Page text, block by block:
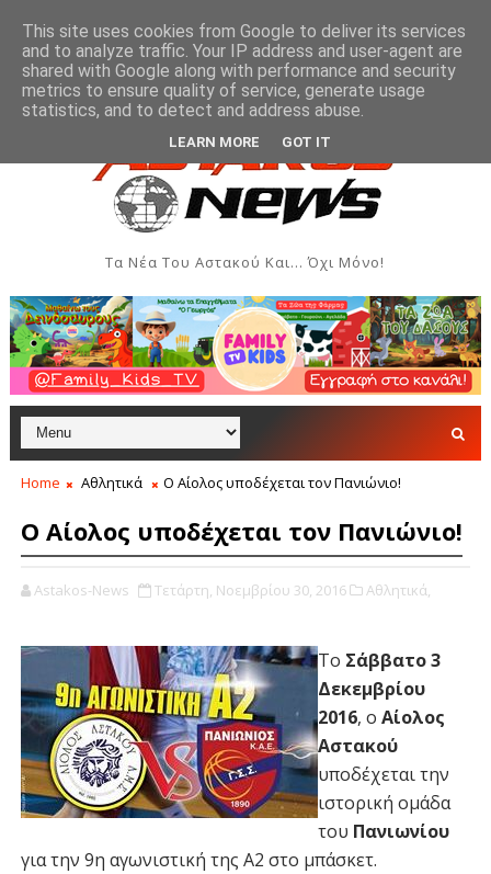
Δημιουργιών του Συλλόγου Γυναικών Αστακού ΠΟΛΙΤΙΣΜΌΣ
Τα Νέα Του Αστακού Και... Όχι Μόνο!
Home Αθλητικά Ο Αίολος υποδέχεται τον Πανιώνιο!
Ο Αίολος υποδέχεται τον Πανιώνιο!
Astakos-News Τετάρτη, Νοεμβρίου 30, 2016 Αθλητικά,
Το Σάββατο 3
Δεκεμβρίου
2016, ο Αίολος
Αστακού
υποδέχεται την
ιστορική ομάδα
του Πανιωνίου
για την 9η αγωνιστική της Α2 στο μπάσκετ.
This site uses cookies from Google to deliver its services
and to analyze traffic. Your IP address and user-agent are
shared with Google along with performance and security
metrics to ensure quality of service, generate usage
statistics, and to detect and address abuse.
LEARN MORE GOT IT